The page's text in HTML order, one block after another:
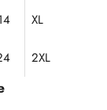
XL
2XL